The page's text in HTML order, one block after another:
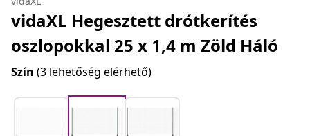
vidaXL Hegesztett drótkerítés
oszlopokkal 25 x 1,4 m Zöld Háló
Szín (3 lehetőség elérhető)